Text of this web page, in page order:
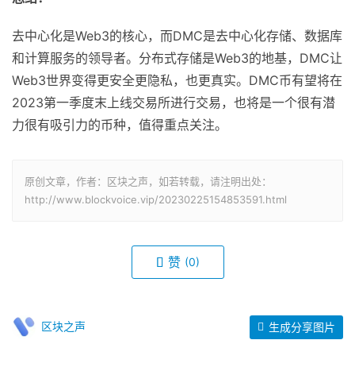
去中心化是Web3的核心，而DMC是去中心化存储、数据库
和计算服务的领导者。分布式存储是Web3的地基，DMC让
Web3世界变得更安全更隐私，也更真实。DMC币有望将在
2023第一季度末上线交易所进行交易，也将是一个很有潜
力很有吸引力的币种，值得重点关注。
原创文章，作者：区块之声，如若转载，请注明出处：
http://www.blockvoice.vip/20230225154853591.html
赞 (0)
区块之声 生成分享图片